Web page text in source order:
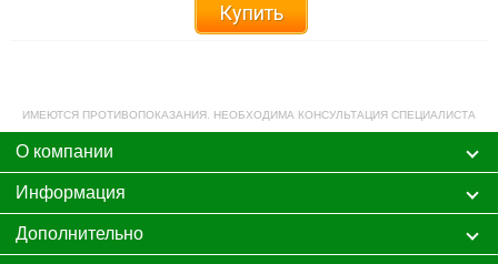
Купить
ИМЕЮТСЯ ПРОТИВОПОКАЗАНИЯ. НЕОБХОДИМА КОНСУЛЬТАЦИЯ СПЕЦИАЛИСТА
О компании
Информация
Дополнительно